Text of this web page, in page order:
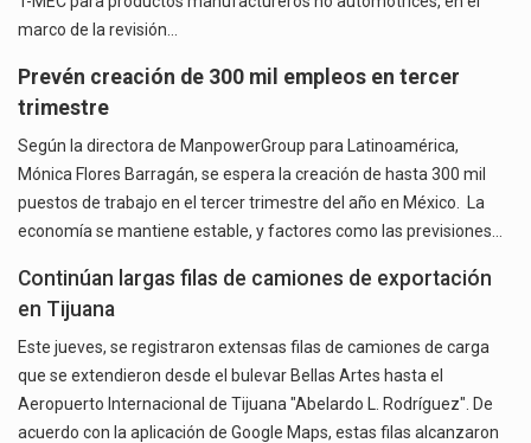
marco de la revisión…
Prevén creación de 300 mil empleos en tercer
trimestre
Según la directora de ManpowerGroup para Latinoamérica,
Mónica Flores Barragán, se espera la creación de hasta 300 mil
puestos de trabajo en el tercer trimestre del año en México. La
economía se mantiene estable, y factores como las previsiones…
Continúan largas filas de camiones de exportación
en Tijuana
Este jueves, se registraron extensas filas de camiones de carga
que se extendieron desde el bulevar Bellas Artes hasta el
Aeropuerto Internacional de Tijuana "Abelardo L. Rodríguez". De
acuerdo con la aplicación de Google Maps, estas filas alcanzaron